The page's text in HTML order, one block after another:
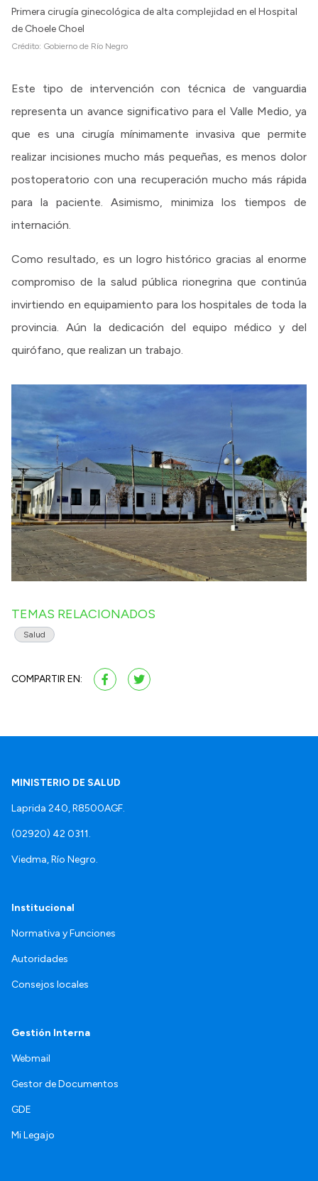
Primera cirugía ginecológica de alta complejidad en el Hospital
de Choele Choel
Crédito: Gobierno de Río Negro
Este tipo de intervención con técnica de vanguardia
representa un avance significativo para el Valle Medio, ya
que es una cirugía mínimamente invasiva que permite
realizar incisiones mucho más pequeñas, es menos dolor
postoperatorio con una recuperación mucho más rápida
para la paciente. Asimismo, minimiza los tiempos de
internación.
Como resultado, es un logro histórico gracias al enorme
compromiso de la salud pública rionegrina que continúa
invirtiendo en equipamiento para los hospitales de toda la
provincia. Aún la dedicación del equipo médico y del
quirófano, que realizan un trabajo.
TEMAS RELACIONADOS
Salud
COMPARTIR EN:
MINISTERIO DE SALUD
Laprida 240, R8500AGF.
(02920) 42 0311.
Viedma, Río Negro.
Institucional
Normativa y Funciones
Autoridades
Consejos locales
Gestión Interna
Webmail
Gestor de Documentos
GDE
Mi Legajo